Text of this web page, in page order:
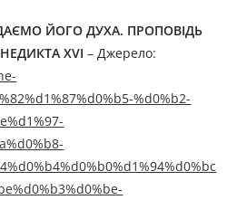
ЙОГО ДУХА. ПРОПОВІДЬ
XVI – Джерелo:
%d0%b2-